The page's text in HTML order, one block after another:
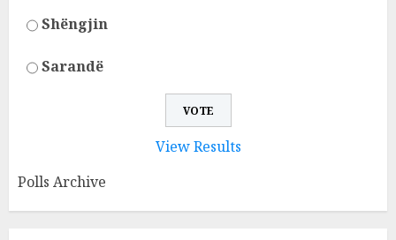
Shëngjin
Sarandë
View Results
Polls Archive